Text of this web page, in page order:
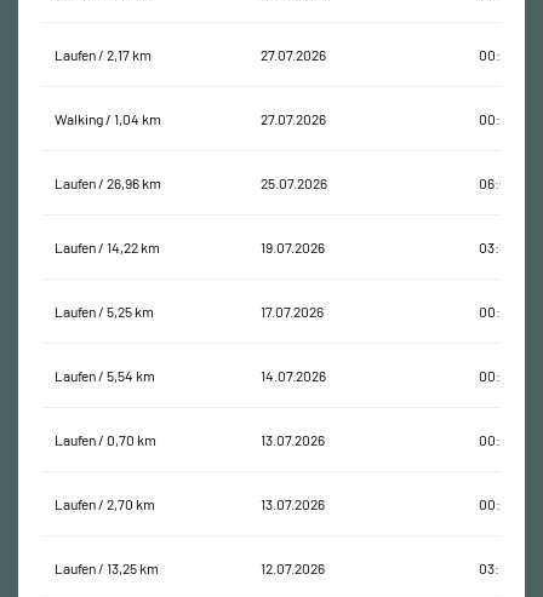
Laufen / 2,17 km 27.07.2026 00:31:05
Walking / 1,04 km 27.07.2026 00:19:27
Laufen / 26,96 km 25.07.2026 06:08:17
Laufen / 14,22 km 19.07.2026 03:37:26
Laufen / 5,25 km 17.07.2026 00:55:04
Laufen / 5,54 km 14.07.2026 00:58:02
Laufen / 0,70 km 13.07.2026 00:05:20
Laufen / 2,70 km 13.07.2026 00:24:37
Laufen / 13,25 km 12.07.2026 03:15:52